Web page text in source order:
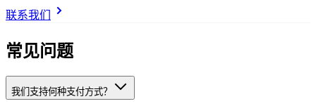
联系我们
常见问题
我们支持何种支付方式？